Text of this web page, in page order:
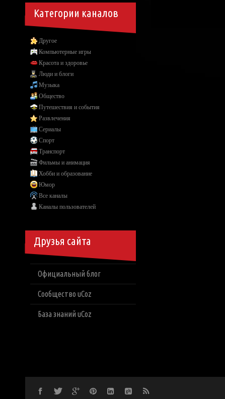
Категории каналов
Другое
Компьютерные игры
Красота и здоровье
Люди и блоги
Музыка
Общество
Путешествия и события
Развлечения
Сериалы
Спорт
Транспорт
Фильмы и анимация
Хобби и образование
Юмор
Все каналы
Каналы пользователей
Друзья сайта
Официальный блог
Сообщество uCoz
База знаний uCoz